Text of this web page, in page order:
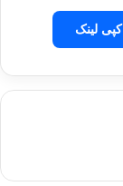
کپی لینک